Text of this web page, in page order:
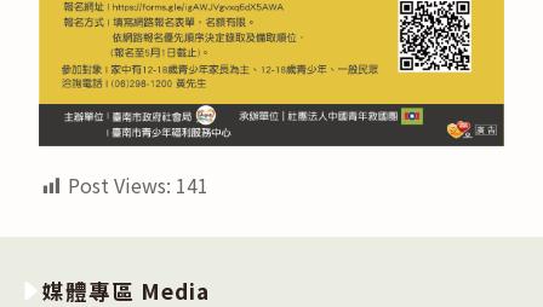
Post Views: 141
媒體專區 Media